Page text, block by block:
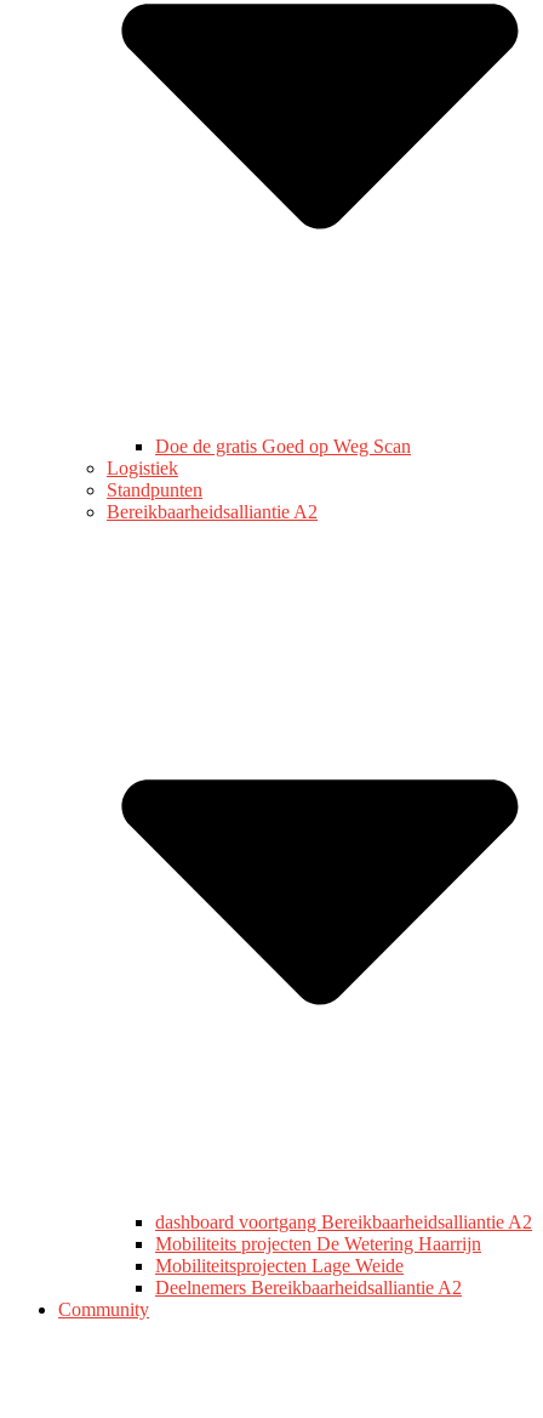
Doe de gratis Goed op Weg Scan
Logistiek
Standpunten
Bereikbaarheidsalliantie A2
dashboard voortgang Bereikbaarheidsalliantie A2
Mobiliteits projecten De Wetering Haarrijn
Mobiliteitsprojecten Lage Weide
Deelnemers Bereikbaarheidsalliantie A2
Community